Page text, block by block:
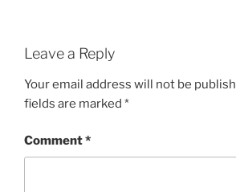
Leave a Reply
Your email address will not be
fields are marked *
Comment*